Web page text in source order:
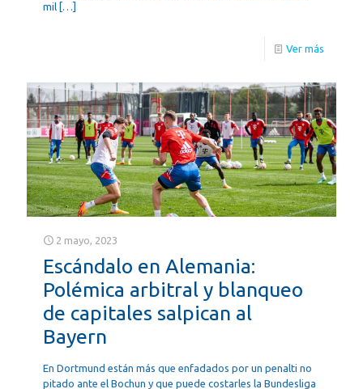
mil […]
Ver más
2 mayo, 2023
Escándalo en Alemania:
Polémica arbitral y blanqueo
de capitales salpican al
Bayern
En Dortmund están más que enfadados por un penalti no
pitado ante el Bochun y que puede costarles la Bundesliga